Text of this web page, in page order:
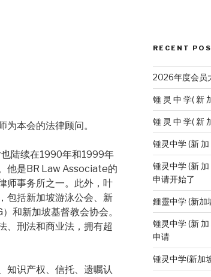
本会的法律顾问。
陆续在1990年和1999年
他是BR Law Associate的
师事务所之一。此外，叶
包括新加坡游泳公会、新
和新加坡基督教会协会。
、刑法和商业法，拥有超
知识产权、信托、遗嘱认
RECENT
2026年度会员
锺 灵 中 学( 新
锺 灵 中 学( 新
锺灵中学 (新
锺灵中学 (新
申请开始了
鍾靈中学 (新加
锺灵中学 (新
申请
锺灵中学(新加